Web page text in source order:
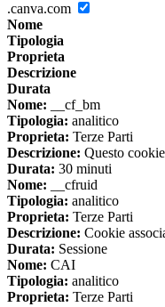
.canva.com
Nome
Tipologia
Proprieta
Descrizione
Durata
Nome: __cf_bm
Tipologia: analitico
Proprieta: Terze Parti
Descrizione: Questo
Durata: 30 minuti
Nome: __cfruid
Tipologia: analitico
Proprieta: Terze Parti
Descrizione: Cookie
Durata: Sessione
Nome: CAI
Tipologia: analitico
Proprieta: Terze Parti